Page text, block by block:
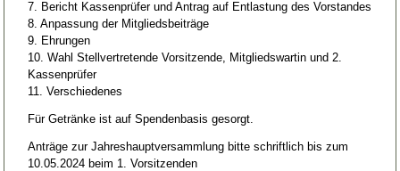
7. Bericht Kassenprüfer und Antrag auf Entlastung des Vorstandes
8. Anpassung der Mitgliedsbeiträge
9. Ehrungen
10. Wahl Stellvertretende Vorsitzende, Mitgliedswartin und 2.
Kassenprüfer
11. Verschiedenes
Für Getränke ist auf Spendenbasis gesorgt.
Anträge zur Jahreshauptversammlung bitte schriftlich bis zum
10.05.2024 beim 1. Vorsitzenden